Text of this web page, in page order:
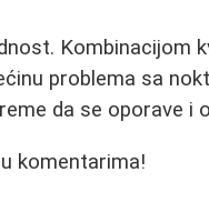
Kombinacijom
problema sa
da se oporave i
komentarima!